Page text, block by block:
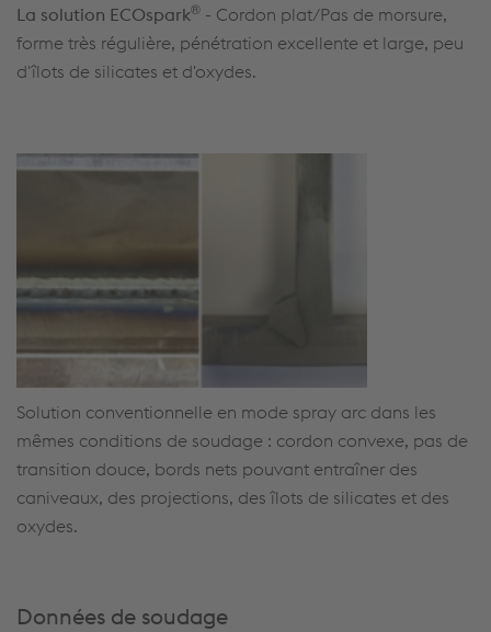
La solution ECOspark® - Cordon plat/Pas de morsure,
forme très régulière, pénétration excellente et large, peu
d'îlots de silicates et d'oxydes.
Solution conventionnelle en mode spray arc dans les
mêmes conditions de soudage : cordon convexe, pas de
transition douce, bords nets pouvant entraîner des
caniveaux, des projections, des îlots de silicates et des
oxydes.
Données de soudage